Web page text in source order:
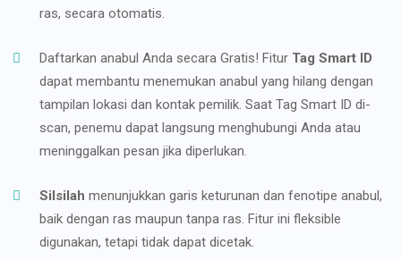
ras, secara otomatis.
Daftarkan anabul Anda secara Gratis! Fitur Tag Smart ID
dapat membantu menemukan anabul yang hilang dengan
tampilan lokasi dan kontak pemilik. Saat Tag Smart ID di-
scan, penemu dapat langsung menghubungi Anda atau
meninggalkan pesan jika diperlukan.
Silsilah menunjukkan garis keturunan dan fenotipe anabul,
baik dengan ras maupun tanpa ras. Fitur ini fleksible
digunakan, tetapi tidak dapat dicetak.